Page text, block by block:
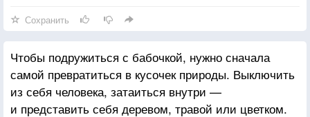
Сохранить
Чтобы подружиться с бабочкой, нужно сначала
самой превратиться в кусочек природы. Выключить
из себя человека, затаиться внутри —
и представить себя деревом, травой или цветком.